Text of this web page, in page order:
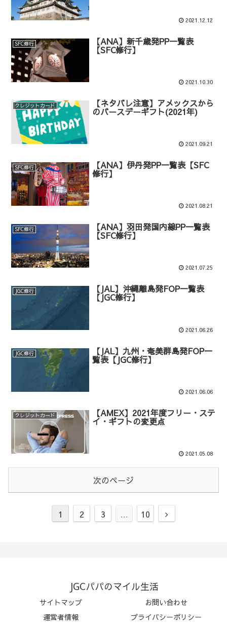
2021.12.12
SFC修行 【ANA】新千歳発PP一覧表
【SFC修行】
2021.10.30
クレジットカード 【ネタバレ注意】アメックスから
のバースデーギフト(2021年)
2021.09.21
SFC修行 【ANA】伊丹発PP一覧表【SFC
修行】
2021.08.21
SFC修行 【ANA】羽田発国内線PP一覧表
【SFC修行】
2021.07.25
JGC修行 【JAL】沖縄離島発FOP一覧表
【JGC修行】
2021.06.26
JGC修行 【JAL】九州・奄美群島発FOP一
覧表【JGC修行】
2021.06.06
クレジットカード 【AMEX】2021年度フリー・ステ
イ・ギフトの変更点
2021.05.08
次のページ
1 2 3 … 10
JGCパパのマイル生活
サイトマップ
お問い合わせ
運営者情報
プライバシーポリシー